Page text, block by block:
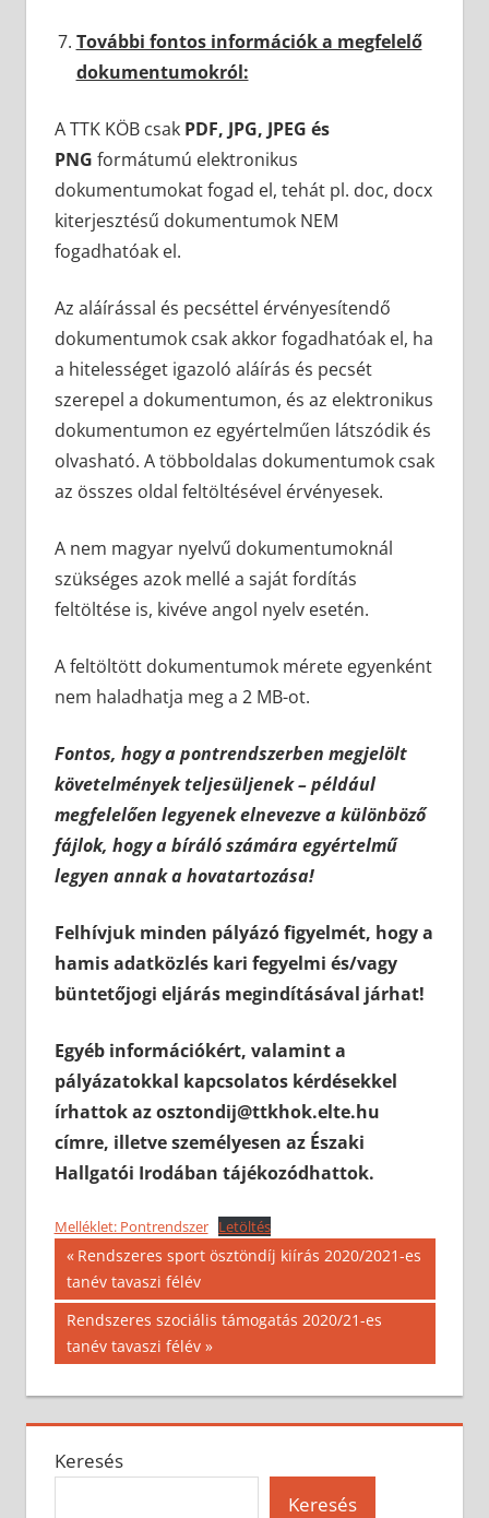
További fontos információk a megfelelő
dokumentumokról:
A TTK KÖB csak PDF, JPG, JPEG és
PNG formátumú elektronikus
dokumentumokat fogad el, tehát pl. doc, docx
kiterjesztésű dokumentumok NEM
fogadhatóak el.
Az aláírással és pecséttel érvényesítendő
dokumentumok csak akkor fogadhatóak el, ha
a hitelességet igazoló aláírás és pecsét
szerepel a dokumentumon, és az elektronikus
dokumentumon ez egyértelműen látszódik és
olvasható. A többoldalas dokumentumok csak
az összes oldal feltöltésével érvényesek.
A nem magyar nyelvű dokumentumoknál
szükséges azok mellé a saját fordítás
feltöltése is, kivéve angol nyelv esetén.
A feltöltött dokumentumok mérete egyenként
nem haladhatja meg a 2 MB-ot.
Fontos, hogy a pontrendszerben megjelölt
követelmények teljesüljenek – például
megfelelően legyenek elnevezve a különböző
fájlok, hogy a bíráló számára egyértelmű
legyen annak a hovatartozása!
Felhívjuk minden pályázó figyelmét, hogy a
hamis adatközlés kari fegyelmi és/vagy
büntetőjogi eljárás megindításával járhat!
Egyéb információkért, valamint a
pályázatokkal kapcsolatos kérdésekkel
írhattok az osztondij@ttkhok.elte.hu
címre, illetve személyesen az Északi
Hallgatói Irodában tájékozódhattok.
Melléklet: Pontrendszer Letöltés
Bejegyzés
navigáció
Previous
Post:
Rendszeres sport ösztöndíj kiírás 2020/2021-es
tanév tavaszi félév
Next
Post:
Rendszeres szociális támogatás 2020/21-es
tanév tavaszi félév
Keresés
Keresés